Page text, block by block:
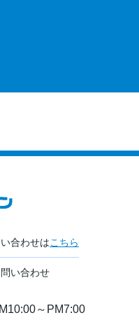
合わせはこちら
い合わせ
～PM7:00